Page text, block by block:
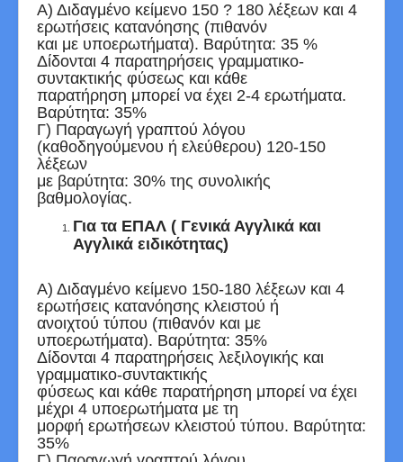
Α) Διδαγμένο κείμενο 150 ? 180 λέξεων και 4
ερωτήσεις κατανόησης (πιθανόν
και με υποερωτήματα). Βαρύτητα: 35 %
Δίδονται 4 παρατηρήσεις γραμματικο-
συντακτικής φύσεως και κάθε
παρατήρηση μπορεί να έχει 2-4 ερωτήματα.
Βαρύτητα: 35%
Γ) Παραγωγή γραπτού λόγου
(καθοδηγούμενου ή ελεύθερου) 120-150
λέξεων
με βαρύτητα: 30% της συνολικής
βαθμολογίας.
Για τα ΕΠΑΛ ( Γενικά Αγγλικά και
Αγγλικά ειδικότητας)
Α) Διδαγμένο κείμενο 150-180 λέξεων και 4
ερωτήσεις κατανόησης κλειστού ή
ανοιχτού τύπου (πιθανόν και με
υποερωτήματα). Βαρύτητα: 35%
Δίδονται 4 παρατηρήσεις λεξιλογικής και
γραμματικο-συντακτικής
φύσεως και κάθε παρατήρηση μπορεί να έχει
μέχρι 4 υποερωτήματα με τη
μορφή ερωτήσεων κλειστού τύπου. Βαρύτητα:
35%